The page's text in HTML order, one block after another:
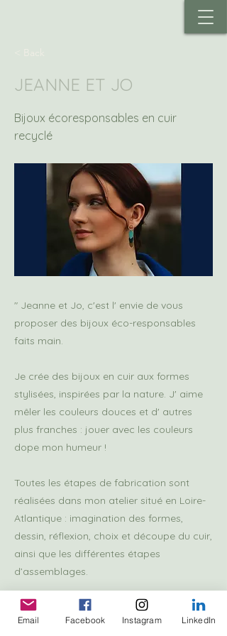
JEANNE ET JO
Bijoux écoresponsables en cuir
recyclé
" Jeanne et Jo, c'est l' envie de vous
proposer des bijoux éco-responsables
faits main.
Je crée des bijoux en cuir aux formes
stylisées, inspirées par la nature. J' aime
mêler les couleurs douces et d' autres
plus franches : jouer avec les couleurs
dope mon humeur !
Toutes les étapes de fabrication sont
réalisées dans mon atelier situé en Loire-
Atlantique : imagination des formes,
dessin, réflexion, choix et découpe du cuir,
ainsi que les différentes étapes
d’assemblages.
Soucieuse de l' impact de vos bijoux sur l'
environnement, je les réalise à partir de
Email Facebook Instagram LinkedIn